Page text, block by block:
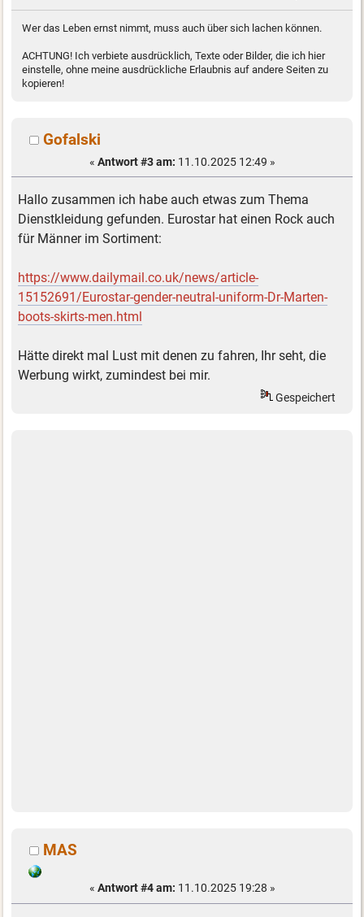
Wer das Leben ernst nimmt, muss auch über sich lachen können.
ACHTUNG! Ich verbiete ausdrücklich, Texte oder Bilder, die ich hier
einstelle, ohne meine ausdrückliche Erlaubnis auf andere Seiten zu
kopieren!
Gofalski
« Antwort #3 am: 11.10.2025 12:49 »
Hallo zusammen ich habe auch etwas zum Thema
Dienstkleidung gefunden. Eurostar hat einen Rock auch
für Männer im Sortiment:
https://www.dailymail.co.uk/news/article-
15152691/Eurostar-gender-neutral-uniform-Dr-Marten-
boots-skirts-men.html
Hätte direkt mal Lust mit denen zu fahren, Ihr seht, die
Werbung wirkt, zumindest bei mir.
Gespeichert
MAS
« Antwort #4 am: 11.10.2025 19:28 »